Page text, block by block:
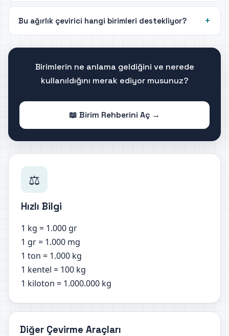
Bu ağırlık çevirici hangi birimleri destekliyor?
Birimlerin ne anlama geldiğini ve nerede
kullanıldığını merak ediyor musunuz?
📖 Birim Rehberini Aç →
⚖️
Hızlı Bilgi
1 kg = 1.000 gr
1 gr = 1.000 mg
1 ton = 1.000 kg
1 kentel = 100 kg
1 kiloton = 1.000.000 kg
Diğer Çevirme Araçları